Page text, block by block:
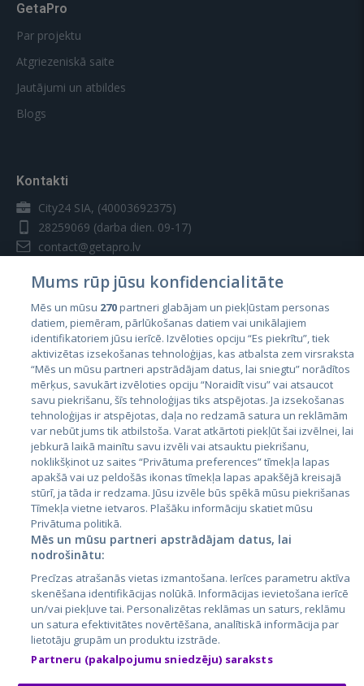
GetaPro
Par projektu
Atgriezeniskā saite
Jautājumi un atbildes
Blogs
Kontakti
City24 SIA, (40003692375)
28259069 (darba dien. 09-17)
contact@getapro.lv
Valstis
Igaunija
Latvija
Lietuva
City24.lv
City24.ee
GetaPro.lv
GetaPro.ee
Skelbiu.lt
Autoplius.lt
CVbankas.lt
Kainos.lt
Paslaugos.lt
auto24.ee
Osta.ee
Mums rūp jūsu konfidencialitāte
Mēs un mūsu 270partneri glabājam un piekļūstam personas
datiem, piemēram, pārlūkošanas datiem vai unikālajiem
identifikatoriem jūsu ierīcē. Izvēloties opciju “Es piekrītu”, tiek
aktivizētas izsekošanas tehnoloģijas, kas atbalsta zem virsraksta
“Mēs un mūsu partneri apstrādājam datus, lai sniegtu” norādītos
mērķus, savukārt izvēloties opciju “Noraidīt visu” vai atsaucot
savu piekrišanu, šīs tehnoloģijas tiks atspējotas. Ja izsekošanas
tehnoloģijas ir atspējotas, daļa no redzamā satura un reklāmām
var nebūt jums tik atbilstoša. Varat atkārtoti piekļūt šai izvēlnei, lai
jebkurā laikā mainītu savu izvēli vai atsauktu piekrišanu,
noklikšķinot uz saites “Privātuma preferences” tīmekļa lapas
apakšā vai uz peldošās ikonas tīmekļa lapas apakšējā kreisajā
stūrī, ja tāda ir redzama. Jūsu izvēle būs spēkā mūsu piekrišanas
Tīmekļa vietne ietvaros. Plašāku informāciju skatiet mūsu
Privātuma politikā.
Mēs un mūsu partneri apstrādājam datus, lai
nodrošinātu:
Precīzas atrašanās vietas izmantošana. Ierīces parametru aktīva
skenēšana identifikācijas nolūkā. Informācijas ievietošana ierīcē
un/vai piekļuve tai. Personalizētas reklāmas un saturs, reklāmu
un satura efektivitātes novērtēšana, analītiskā informācija par
lietotāju grupām un produktu izstrāde.
Partneru (pakalpojumu sniedzēju) saraksts